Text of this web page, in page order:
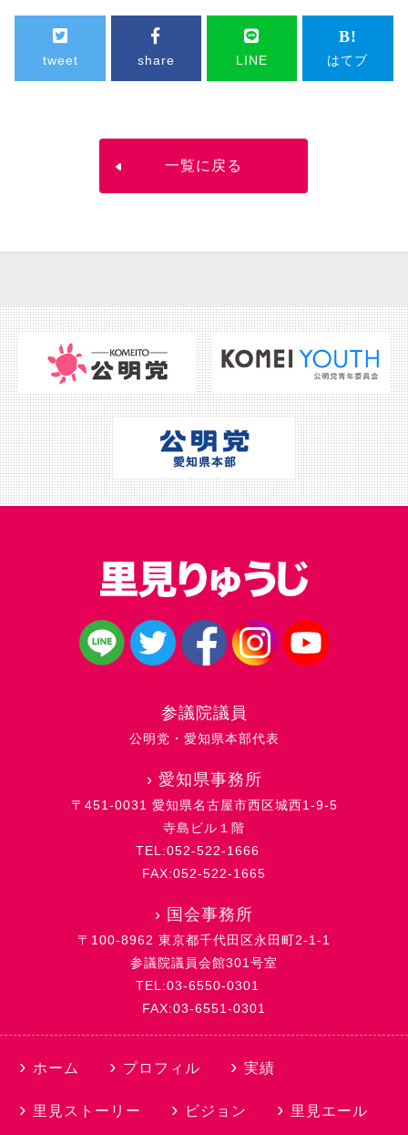
tweet share LINE はてブ
一覧に戻る
参議院議員
公明党・愛知県本部代表
› 愛知県事務所
〒451-0031 愛知県名古屋市西区城西1-9-5
寺島ビル１階
TEL:052-522-1666
FAX:052-522-1665
› 国会事務所
〒100-8962 東京都千代田区永田町2-1-1
参議院議員会館301号室
TEL:03-6550-0301
FAX:03-6551-0301
ホーム プロフィル 実績
里見ストーリー ビジョン 里見エール